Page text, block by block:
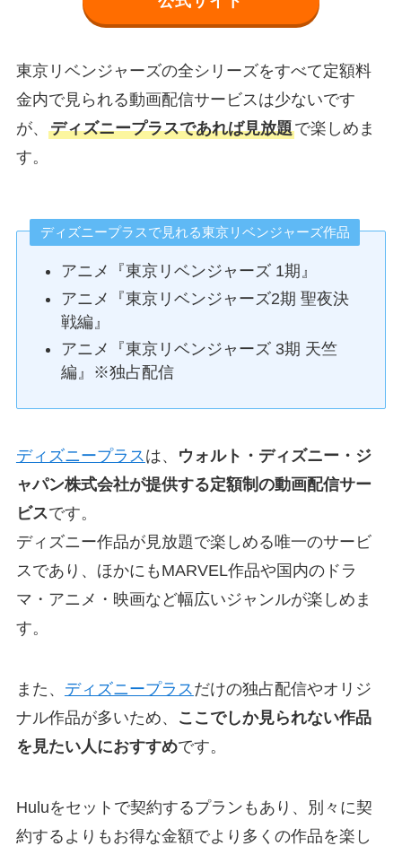
東京リベンジャーズの全シリーズをすべて定額料
金内で見られる動画配信サービスは少ないです
が、 ディズニープラスであれば見放題で楽しめま
す。
ディズニープラスで見れる東京リベンジャーズ作品
アニメ『東京リベンジャーズ 1期』
アニメ『東京リベンジャーズ2期 聖夜決
戦編』
アニメ『東京リベンジャーズ 3期 天竺
編』※独占配信
ディズニープラスは、
ウォルト・ディズニー・ジ
ャパン株式会社が提供する定額制の動画配信サー
ビスです。
ディズニー作品が見放題で楽しめる唯一のサービ
スであり、ほかにもMARVEL作品や国内のドラ
マ・アニメ・映画など幅広いジャンルが楽しめま
す。
また、 ディズニープラス だけの独占配信やオリジ
ナル作品が多いため、
ここでしか見られない作品
を見たい人におすすめです。
Huluをセットで契約するプランもあり、別々に契
約するよりもお得な金額でより多くの作品を楽し